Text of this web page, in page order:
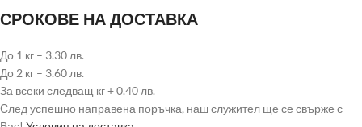
СРОКОВЕ НА ДОСТАВКА
До 1 кг – 3.30 лв.
До 2 кг – 3.60 лв.
За всеки следващ кг + 0.40 лв.
След успешно направена поръчка, наш служител ще се свърже с